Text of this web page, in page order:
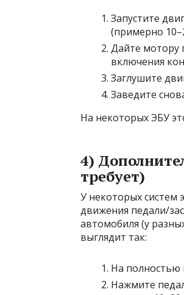
Запустите
(примерно
Дайте мотору
включения
Заглушите
Заведите
На некоторых ЭБУ
4)
требует)
У некоторых систем
движения педали/
автомобиля (у
выглядит так:
На полностью
Нажмите